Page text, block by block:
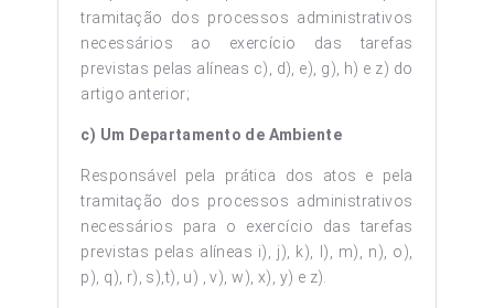
tramitação dos processos administrativos
necessários ao exercício das tarefas
previstas pelas alíneas c), d), e), g), h) e z) do
artigo anterior;
c) Um Departamento de Ambiente
Responsável pela prática dos atos e pela
tramitação dos processos administrativos
necessários para o exercício das tarefas
previstas pelas alíneas i), j), k), l), m), n), o),
p), q), r), s),t), u) , v), w), x), y) e z).